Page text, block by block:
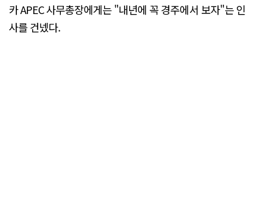
카 APEC 사무총장에게는 "내년에 꼭 경주에서 보자"는 인
사를 건넸다.